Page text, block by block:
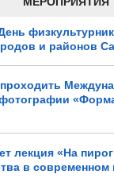
и районов
лекция «На
в современном